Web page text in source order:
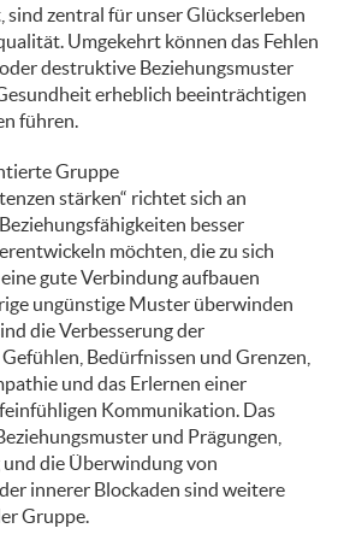
sind zentral für unser Glückserleben
Umgekehrt können das Fehlen
destruktive Beziehungsmuster
erheblich beeinträchtigen
führen.
Gruppe
stärken“ richtet sich an
besser
möchten, die zu sich
gute Verbindung aufbauen
ungünstige Muster überwinden
die Verbesserung der
Bedürfnissen und Grenzen,
und das Erlernen einer
Kommunikation. Das
und Prägungen,
die Überwindung von
innerer Blockaden sind weitere
Gruppe.